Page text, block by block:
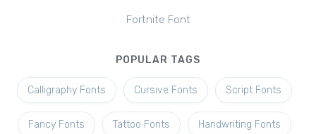
Fortnite Font
POPULAR TAGS
Calligraphy Fonts Cursive Fonts Script Fonts
Fancy Fonts Tattoo Fonts Handwriting Fonts